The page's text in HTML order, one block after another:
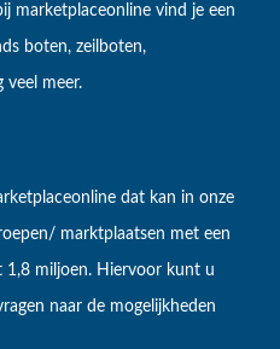
marketplaceonline vind je een
boten, zeilboten,
veel meer.
dat kan in onze
marktplaatsen met een
1,8 miljoen. Hiervoor kunt u
naar de mogelijkheden